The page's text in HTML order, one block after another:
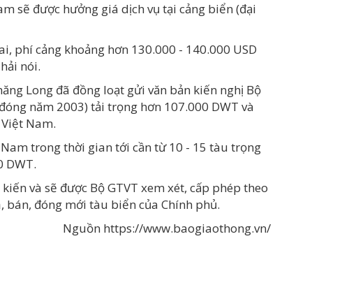
sẽ được hưởng giá dịch vụ tại cảng biển (đại
phí cảng khoảng hơn 130.000 - 140.000 USD
nói.
Long đã đồng loạt gửi văn bản kiến nghị Bộ
năm 2003) tải trọng hơn 107.000 DWT và
Nam.
trong thời gian tới cần từ 10 - 15 tàu trọng
DWT.
và sẽ được Bộ GTVT xem xét, cấp phép theo
bán, đóng mới tàu biển của Chính phủ.
Nguồn https://www.baogiaothong.vn/